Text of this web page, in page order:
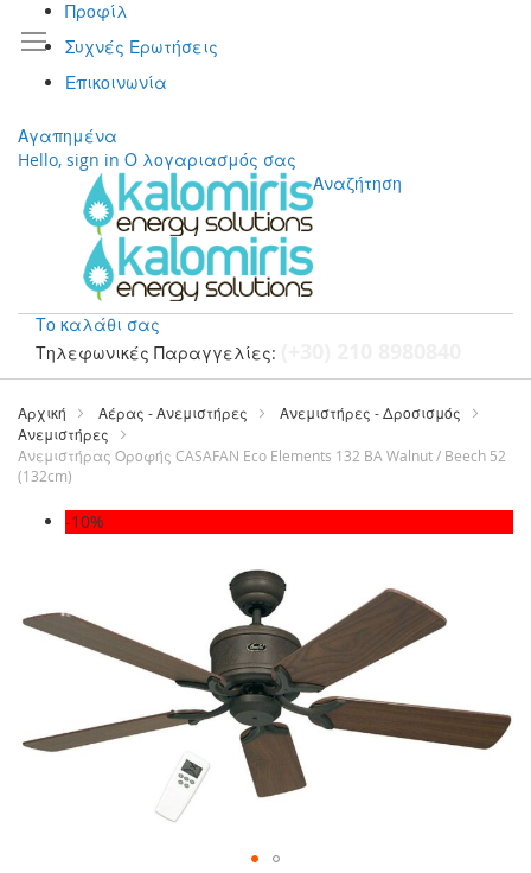
Προφίλ
Συχνές Ερωτήσεις
Επικοινωνία
Αγαπημένα
Hello, sign in Ο λογαριασμός σας
Αναζήτηση
Το καλάθι σας
Τηλεφωνικές Παραγγελίες:
Μετάβαση
περιεχόμενο
Αρχική Αέρας - Ανεμιστήρες
Ανεμιστήρες - Δροσισμός
Ανεμιστήρες
Ανεμιστήρας Οροφής CASAFAN Eco Elements 132 BA Walnut / Beech 52
(132cm)
Μετάβαση
συλλογής
εικόνων
-10%